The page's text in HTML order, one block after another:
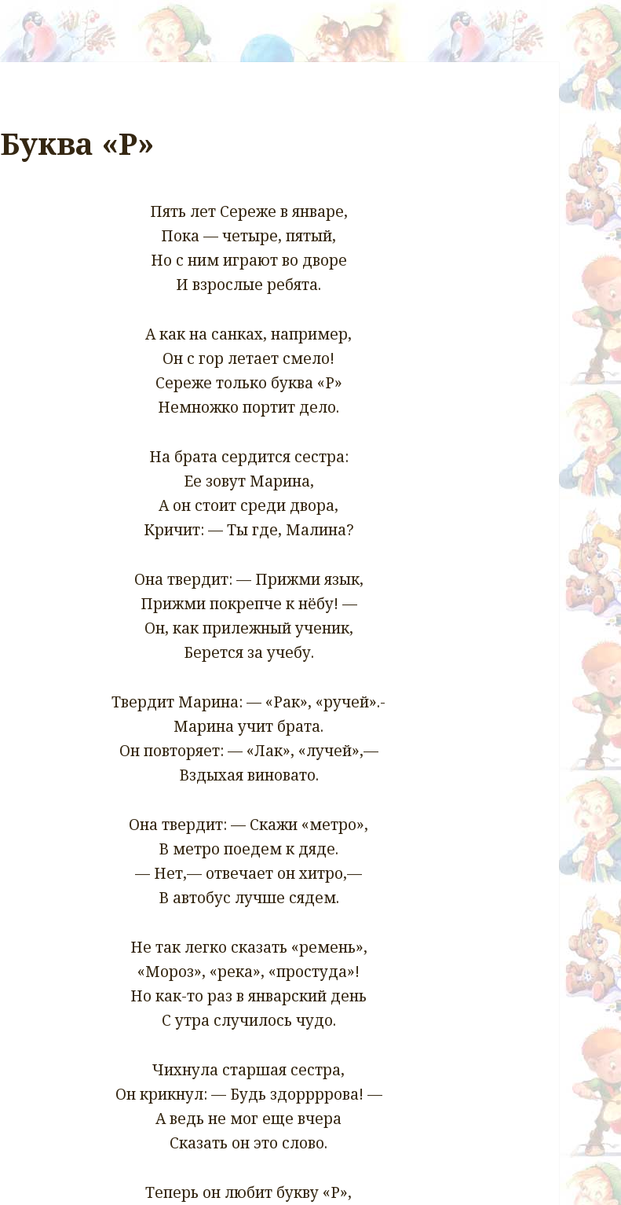
Буква «Р»
Пять лет Сереже в январе,
Пока — четыре, пятый,
Но с ним играют во дворе
И взрослые ребята.
А как на санках, например,
Он с гор летает смело!
Сереже только буква «Р»
Немножко портит дело.
На брата сердится сестра:
Ее зовут Марина,
А он стоит среди двора,
Кричит: — Ты где, Малина?
Она твердит: — Прижми язык,
Прижми покрепче к нёбу! —
Он, как прилежный ученик,
Берется за учебу.
Твердит Марина: — «Рак», «ручей».-
Марина учит брата.
Он повторяет: — «Лак», «лучей»,—
Вздыхая виновато.
Она твердит: — Скажи «метро»,
В метро поедем к дяде.
— Нет,— отвечает он хитро,—
В автобус лучше сядем.
Не так легко сказать «ремень»,
«Мороз», «река», «простуда»!
Но как-то раз в январский день
С утра случилось чудо.
Чихнула старшая сестра,
Он крикнул: — Будь здоррррова! —
А ведь не мог еще вчера
Сказать он это слово.
Теперь он любит букву «Р»,